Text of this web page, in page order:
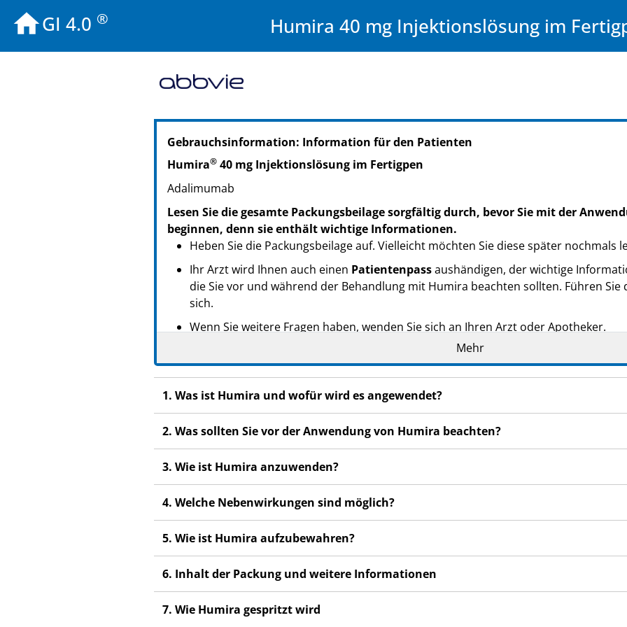
GI 4.0 ® Humira 40 mg Injektionslösung im
PZN: 11515262
PPN: 111151526213
PZN: 11515279
PZN: 13867025
PPN: 111386702567
Gebrauchsinformation: Information für den Patienten
Humira® 40 mg Injektionslösung im Fertigpen
Adalimumab
Lesen Sie die gesamte Packungsbeilage sorgfältig durch, bevor Sie mit der
beginnen, denn sie enthält wichtige Informationen.
Heben Sie die Packungsbeilage auf. Vielleicht möchten Sie diese später nochmals
Ihr Arzt wird Ihnen auch einen Patientenpassaushändigen, der wichtige
die Sie vor und während der Behandlung mit Humira beachten sollten. Führen Sie
sich.
Wenn Sie weitere Fragen haben, wenden Sie sich an Ihren Arzt oder Apotheker.
Dieses Arzneimittel wurde Ihnen persönlich verschrieben. Geben Sie es nicht an
anderen Menschen schaden, auch wenn diese die gleichen Beschwerden haben
Wenn Sie Nebenwirkungen bemerken, wenden Sie sich an Ihren Arzt oder
Mehr
1. Was ist Humira und wofür wird es angewendet?
2. Was sollten Sie vor der Anwendung von Humira beachten?
3. Wie ist Humira anzuwenden?
4. Welche Nebenwirkungen sind möglich?
5. Wie ist Humira aufzubewahren?
6. Inhalt der Packung und weitere Informationen
7. Wie Humira gespritzt wird